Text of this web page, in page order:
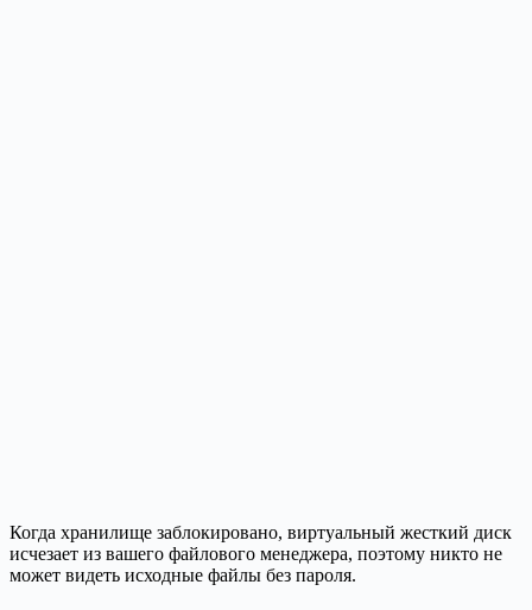
Когда хранилище заблокировано, виртуальный жесткий диск
исчезает из вашего файлового менеджера, поэтому никто не
может видеть исходные файлы без пароля.